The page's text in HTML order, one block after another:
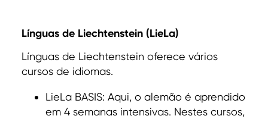
Línguas de Liechtenstein (LieLa)
Línguas de Liechtenstein oferece vários
cursos de idiomas.
LieLa BASIS: Aqui, o alemão é aprendido
em 4 semanas intensivas. Nestes cursos,